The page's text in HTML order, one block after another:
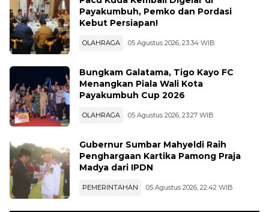
Pacu Kuda Kembali Digelar di
Payakumbuh, Pemko dan Pordasi
Kebut Persiapan!
OLAHRAGA 05 Agustus 2026, 23:34 WIB
Bungkam Galatama, Tigo Kayo FC
Menangkan Piala Wali Kota
Payakumbuh Cup 2026
OLAHRAGA 05 Agustus 2026, 23:27 WIB
Gubernur Sumbar Mahyeldi Raih
Penghargaan Kartika Pamong Praja